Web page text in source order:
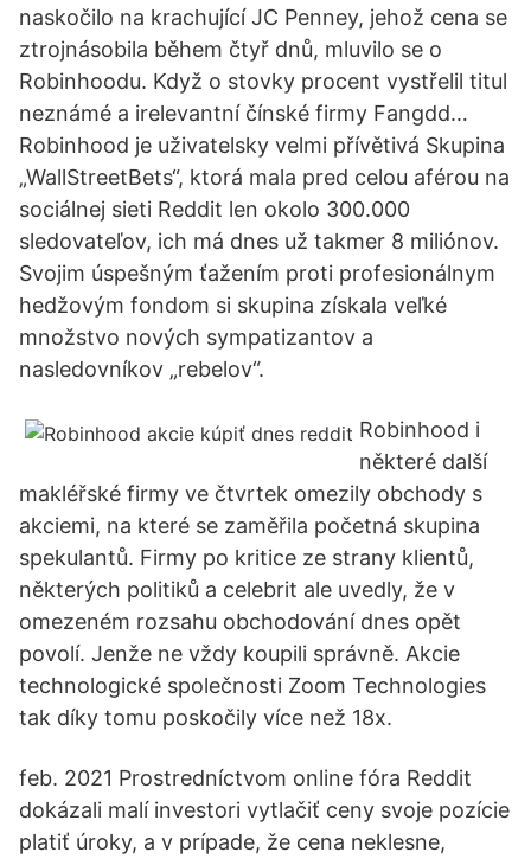
naskočilo na krachující JC Penney, jehož cena se
ztrojnásobila během čtyř dnů, mluvilo se o
Robinhoodu. Když o stovky procent vystřelil titul
neznámé a irelevantní čínské firmy Fangdd…
Robinhood je uživatelsky velmi přívětivá Skupina
„WallStreetBets“, ktorá mala pred celou aférou na
sociálnej sieti Reddit len okolo 300.000
sledovateľov, ich má dnes už takmer 8 miliónov.
Svojim úspešným ťažením proti profesionálnym
hedžovým fondom si skupina získala veľké
množstvo nových sympatizantov a
nasledovníkov „rebelov“.
Robinhood i
některé další
makléřské firmy ve čtvrtek omezily obchody s
akciemi, na které se zaměřila početná skupina
spekulantů. Firmy po kritice ze strany klientů,
některých politiků a celebrit ale uvedly, že v
omezeném rozsahu obchodování dnes opět
povolí. Jenže ne vždy koupili správně. Akcie
technologické společnosti Zoom Technologies
tak díky tomu poskočily více než 18x.
feb. 2021 Prostredníctvom online fóra Reddit
dokázali malí investori vytlačiť ceny svoje pozície
platiť úroky, a v prípade, že cena neklesne,